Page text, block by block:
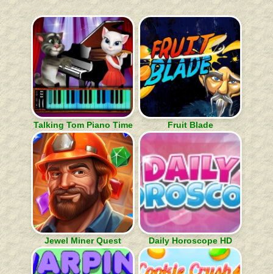
Talking Tom Piano Time Fruit Blade
Jewel Miner Quest Daily Horoscope HD